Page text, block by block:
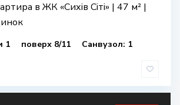
в ЖК «Сихів Сіті» | 47 м² |
1 поверх 8/11 Санвузол: 1